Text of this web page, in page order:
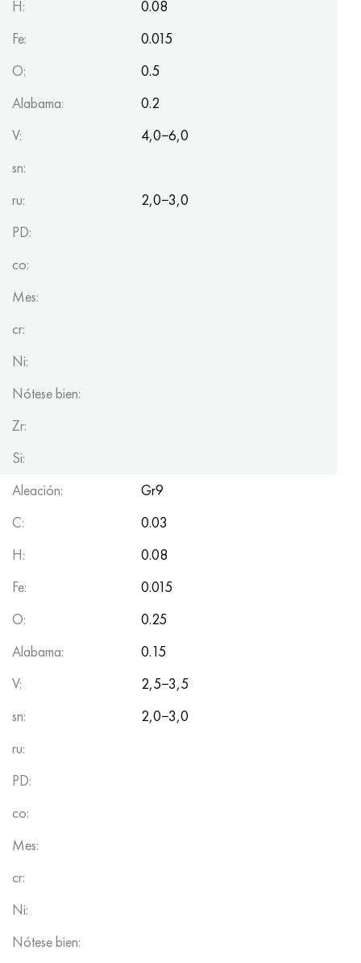
H:
0.08
Fe:
0.015
O:
0.5
Alabama:
0.2
V:
4,0−6,0
sn:
ru:
2,0−3,0
PD:
co:
Mes:
cr:
Ni:
Nótese bien:
Zr:
Si:
Aleación:
Gr9
C:
0.03
H:
0.08
Fe:
0.015
O:
0.25
Alabama:
0.15
V:
2,5−3,5
sn:
2,0−3,0
ru:
PD:
co:
Mes:
cr:
Ni:
Nótese bien: